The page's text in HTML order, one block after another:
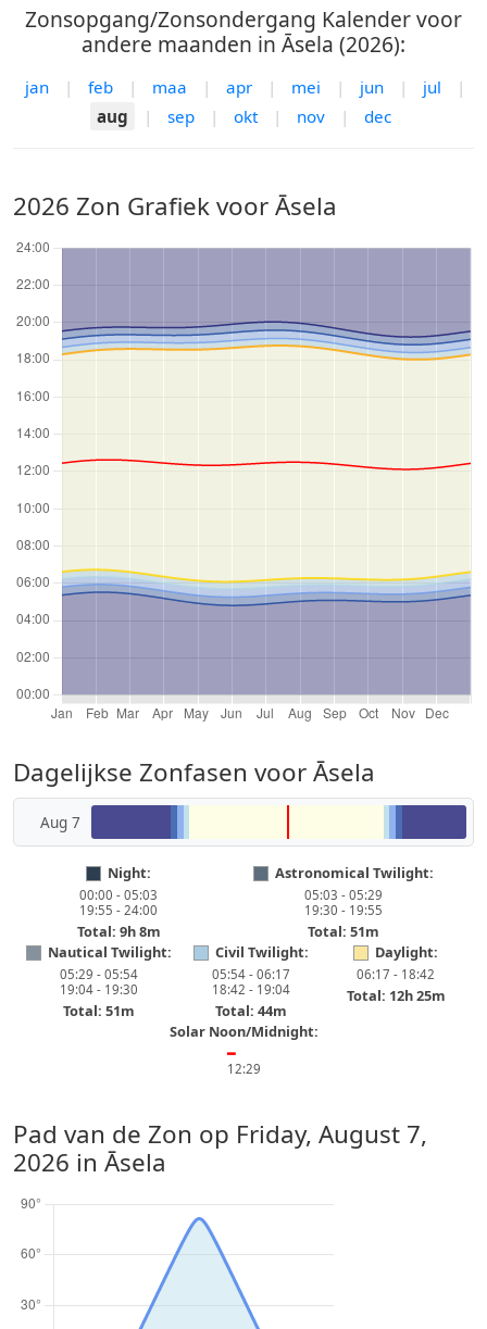
Zonsopgang/Zonsondergang Kalender voor
andere maanden in Āsela (2026):
jan | feb | maa | apr | mei | jun | jul
|
aug
| sep | okt | nov | dec
2026 Zon Grafiek voor Āsela
Dagelijkse Zonfasen voor Āsela
Aug 7
Night:
00:00 - 05:03
19:55 - 24:00
Total: 9h 8m
Astronomical Twilight:
05:03 - 05:29
19:30 - 19:55
Total: 51m
Nautical Twilight:
05:29 - 05:54
19:04 - 19:30
Total: 51m
Civil Twilight:
05:54 - 06:17
18:42 - 19:04
Total: 44m
Daylight:
06:17 - 18:42
Total: 12h 25m
Solar Noon/Midnight:
━
12:29
Pad van de Zon op Friday, August 7,
2026 in Āsela